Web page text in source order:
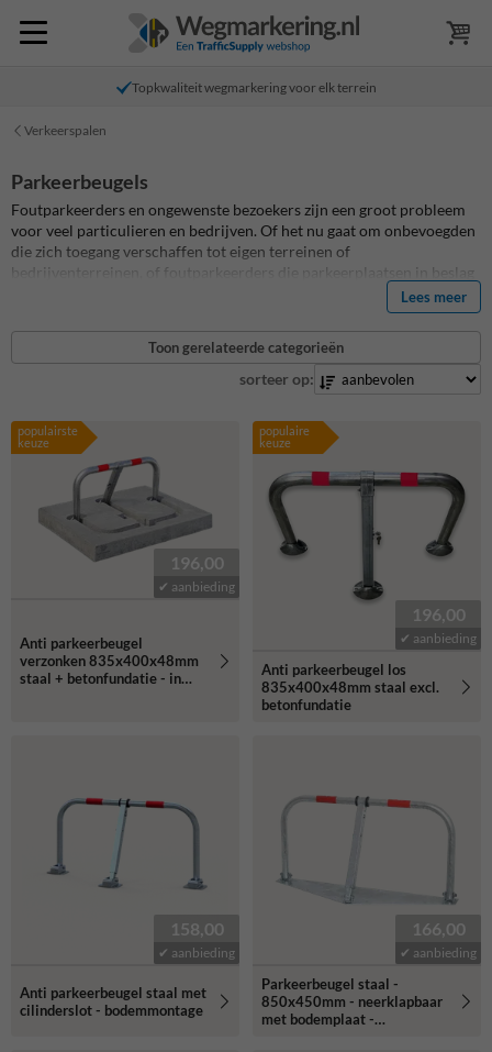
Topkwaliteit wegmarkering voor elk terrein
Verkeerspalen
Parkeerbeugels
Foutparkeerders en ongewenste bezoekers zijn een groot probleem
voor veel particulieren en bedrijven. Of het nu gaat om onbevoegden
die zich toegang verschaffen tot eigen terreinen of
bedrijventerreinen, of foutparkeerders die parkeerplaatsen in beslag
nemen die bedoeld zijn voor bezoekers, medewerkers en/of bewoners
Informatiebord.nl bieden wij topkwaliteit parkeerbeugels aan die
eenvoudig online te bestellen zijn. Onze snelle levertijden zorgen
ervoor dat u snel gebruik kunt maken van onze producten. Bekijk ook
Lees meer
Toon gerelateerde categorieën
sorteer op:
populairste
keuze
196,00
✔ aanbieding
Anti parkeerbeugel
verzonken 835x400x48mm
staal + betonfundatie - in
populaire
keuze
196,00
✔ aanbieding
Anti parkeerbeugel los
835x400x48mm staal excl.
betonfundatie
158,00
✔ aanbieding
Anti parkeerbeugel staal met
cilinderslot - bodemmontage
166,00
✔ aanbieding
Parkeerbeugel staal -
850x450mm - neerklapbaar
met bodemplaat -